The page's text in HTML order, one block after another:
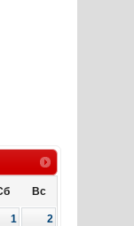
Вс
1
2